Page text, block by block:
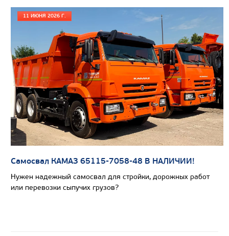
11 ИЮНЯ 2026 Г.
Самосвал КАМАЗ 65115-7058-48 В НАЛИЧИИ!
Нужен надежный самосвал для стройки, дорожных работ
или перевозки сыпучих грузов?